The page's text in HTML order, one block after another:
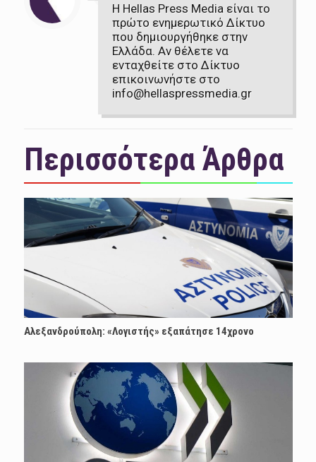
Η Hellas Press Media είναι το
πρώτο ενημερωτικό Δίκτυο
που δημιουργήθηκε στην
Ελλάδα. Αν θέλετε να
ενταχθείτε στο Δίκτυο
επικοινωνήστε στο
info@hellaspressmedia.gr
Περισσότερα Άρθρα
Αλεξανδρούπολη: «Λογιστής» εξαπάτησε 14χρονο